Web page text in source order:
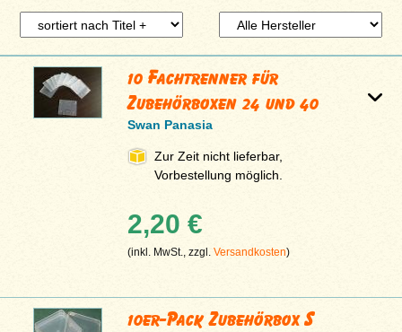
10 Fachtrenner für
Zubehörboxen 24 und 40
Swan Panasia
Zur Zeit nicht lieferbar,
Vorbestellung möglich.
2,20 €
(inkl. MwSt., zzgl.Versandkosten)
10er-Pack Zubehörbox S